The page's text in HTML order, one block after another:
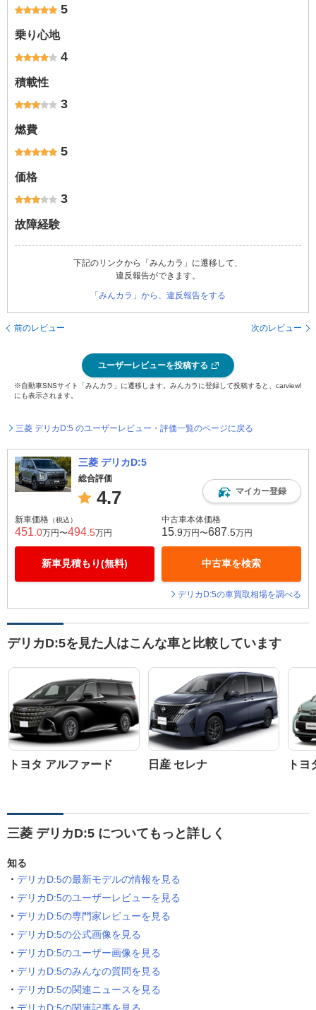
5
乗り心地
4
積載性
3
燃費
5
価格
3
故障経験
下記のリンクから「みんカラ」に遷移して、
違反報告ができます。
「みんカラ」から、違反報告をする
前のレビュー 次のレビュー
ユーザーレビューを投稿する
※自動車SNSサイト「みんカラ」に遷移します。みんカラに登録して投稿すると、carview!
にも表示されます。
三菱 デリカD:5 のユーザーレビュー・評価一覧のページに戻る
三菱 デリカD:5
総合評価
4.7 マイカー登録
新車価格 （税込）
451 .0万円〜494 .5万円
新車見積もり(無料)
中古車本体価格
15 .9万円〜687 .5万円
中古車を検索
デリカD:5の車買取相場を調べる
デリカD:5を見た人はこんな車と比較しています
トヨタ アルファード 日産 セレナ ト
三菱 デリカD:5 についてもっと詳しく
知る
デリカD:5の最新モデルの情報を見る
デリカD:5のユーザーレビューを見る
デリカD:5の専門家レビューを見る
デリカD:5の公式画像を見る
デリカD:5のユーザー画像を見る
デリカD:5のみんなの質問を見る
デリカD:5の関連ニュースを見る